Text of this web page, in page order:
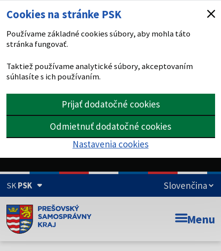
Cookies na stránke PSK
Používame základné cookies súbory, aby mohla táto
stránka fungovať.
Taktiež používame analytické súbory, akceptovaním
súhlasíte s ich používaním.
Prijať dodatočné cookies
Odmietnuť dodatočné cookies
Nastavenia cookies
SKPSK
Doména psk.sk je oficiálna
Toto je oficiálna webová stránka Prešovského
Menu